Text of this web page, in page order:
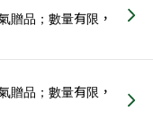
贈品；數量有限，
贈品；數量有限，